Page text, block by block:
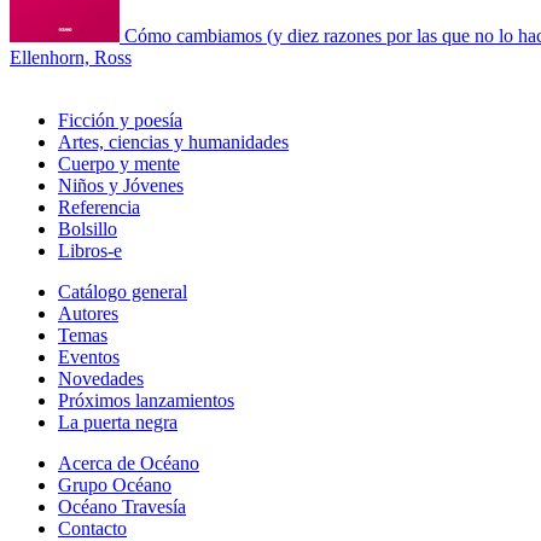
Cómo cambiamos (y diez razones por las que no lo
Ellenhorn, Ross
Ficción y poesía
Artes, ciencias y humanidades
Cuerpo y mente
Niños y Jóvenes
Referencia
Bolsillo
Libros-e
Catálogo general
Autores
Temas
Eventos
Novedades
Próximos lanzamientos
La puerta negra
Acerca de Océano
Grupo Océano
Océano Travesía
Contacto